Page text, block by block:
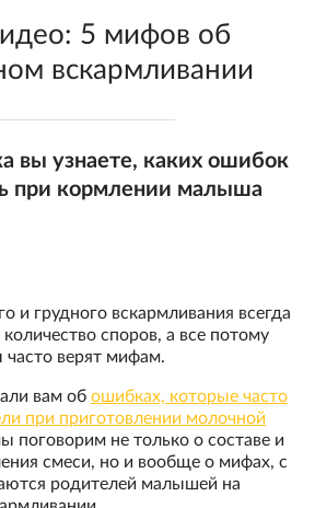
5 мифов об
вскармливании
вы узнаете, каких ошибок
при кормлении малыша
и грудного вскармливания всегда
споров, а все потому
верят мифам.
вам об ошибках, которые часто
при приготовлении молочной
поговорим не только о составе и
смеси, но и вообще о мифах, с
родителей малышей на